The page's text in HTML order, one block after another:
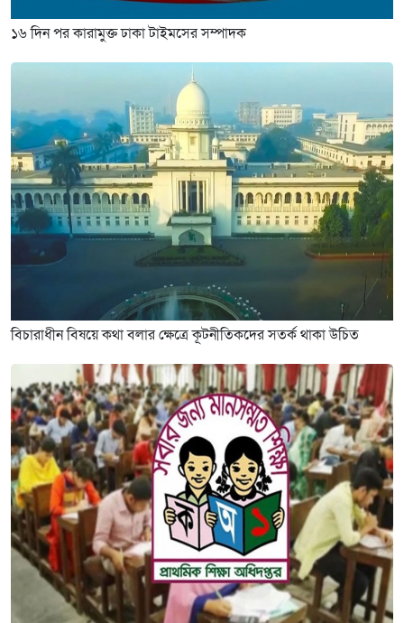
১৬ দিন পর কারামুক্ত ঢাকা টাইমসের সম্পাদক
বিচারাধীন বিষয়ে কথা বলার ক্ষেত্রে কূটনীতিকদের সতর্ক থাকা উচিত